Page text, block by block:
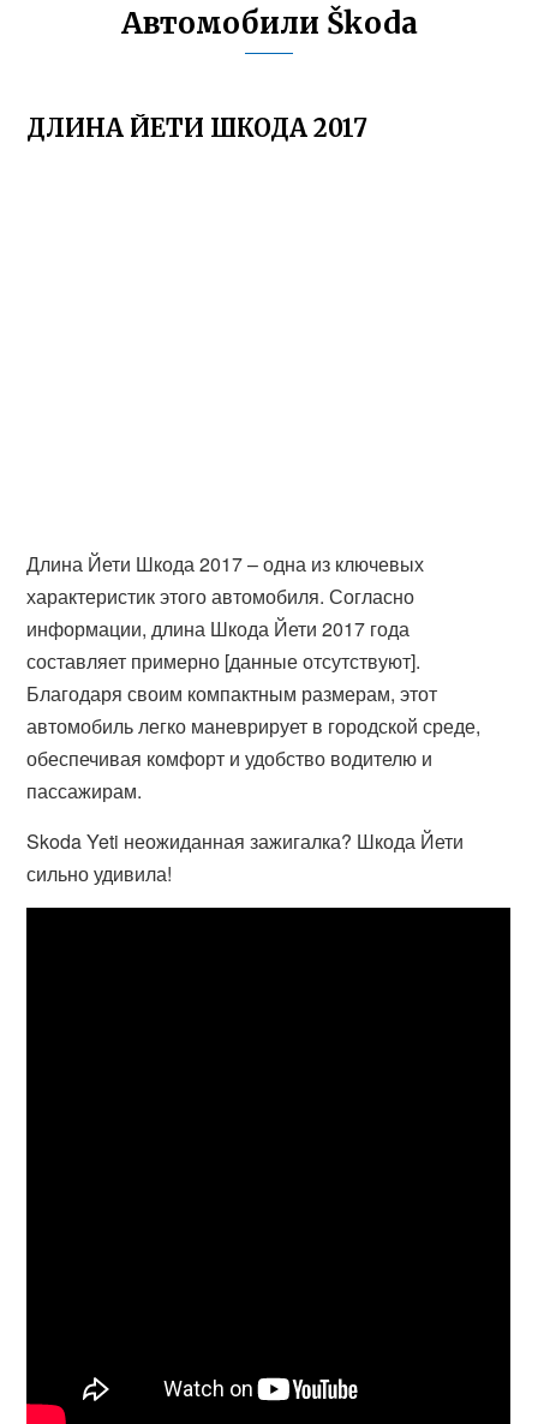
Автомобили Škoda
ДЛИНА ЙЕТИ ШКОДА 2017
Длина Йети Шкода 2017 – одна из ключевых
характеристик этого автомобиля. Согласно
информации, длина Шкода Йети 2017 года
составляет примерно [данные отсутствуют].
Благодаря своим компактным размерам, этот
автомобиль легко маневрирует в городской среде,
обеспечивая комфорт и удобство водителю и
пассажирам.
Skoda Yeti неожиданная зажигалка? Шкода Йети
сильно удивила!